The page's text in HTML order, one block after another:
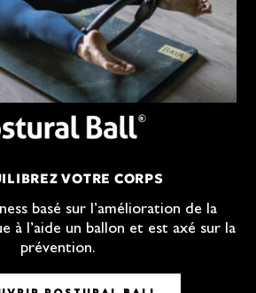
VOTRE CORPS
basé sur l’amélioration de la
à l’aide un ballon et est axé sur la
prévention.